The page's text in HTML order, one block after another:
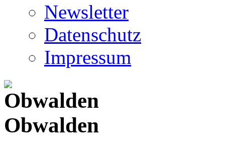
Newsletter
Datenschutz
Impressum
Obwalden